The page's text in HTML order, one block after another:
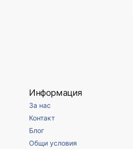
Информация
За нас
Контакт
Блог
Общи условия